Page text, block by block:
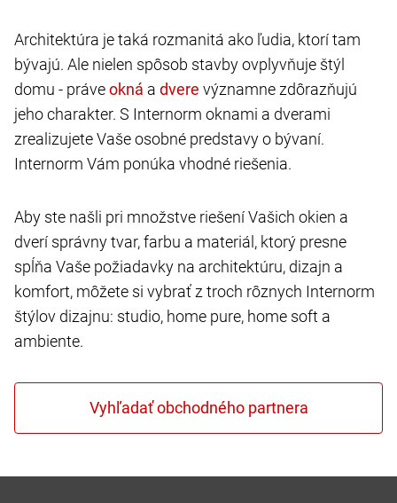
Architektúra je taká rozmanitá ako ľudia, ktorí tam
bývajú. Ale nielen spôsob stavby ovplyvňuje štýl
domu - práve
a
významne zdôrazňujú
jeho charakter. S Internorm oknami a dverami
zrealizujete Vaše osobné predstavy o bývaní.
Internorm Vám ponúka vhodné riešenia.
Aby ste našli pri množstve riešení Vašich okien a
dverí správny tvar, farbu a materiál, ktorý presne
spĺňa Vaše požiadavky na architektúru, dizajn a
komfort, môžete si vybrať z troch rôznych Internorm
štýlov dizajnu: studio, home pure, home soft a
ambiente.